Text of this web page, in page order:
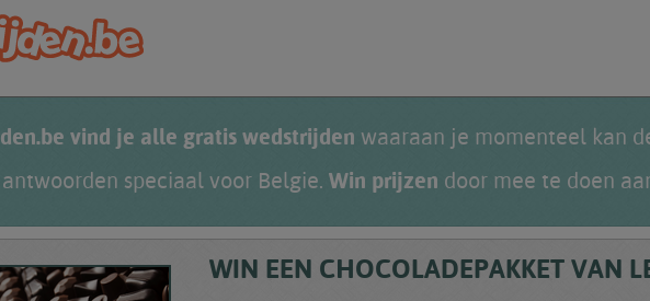
vind je alle gratis wedstrijden waaraan je momenteel kan
antwoorden speciaal voor Belgie. Win prijzen door mee te doen
WIN EEN CHOCOLADEPAKKET VAN